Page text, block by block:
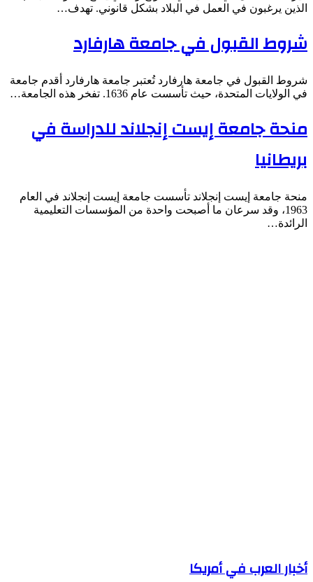
الذين يرغبون في العمل في البلاد بشكل قانوني. تهدف…
شروط القبول في جامعة هارفارد
شروط القبول في جامعة هارفارد تُعتبر جامعة هارفارد أقدم جامعة
في الولايات المتحدة، حيث تأسست عام 1636. تفخر هذه الجامعة…
منحة جامعة إيست إنجلاند للدراسة في
بريطانيا
منحة جامعة إيست إنجلاند تأسست جامعة إيست إنجلاند في العام
1963، وقد سرعان ما أصبحت واحدة من المؤسسات التعليمية
الرائدة…
أخبار العرب في أمريكا